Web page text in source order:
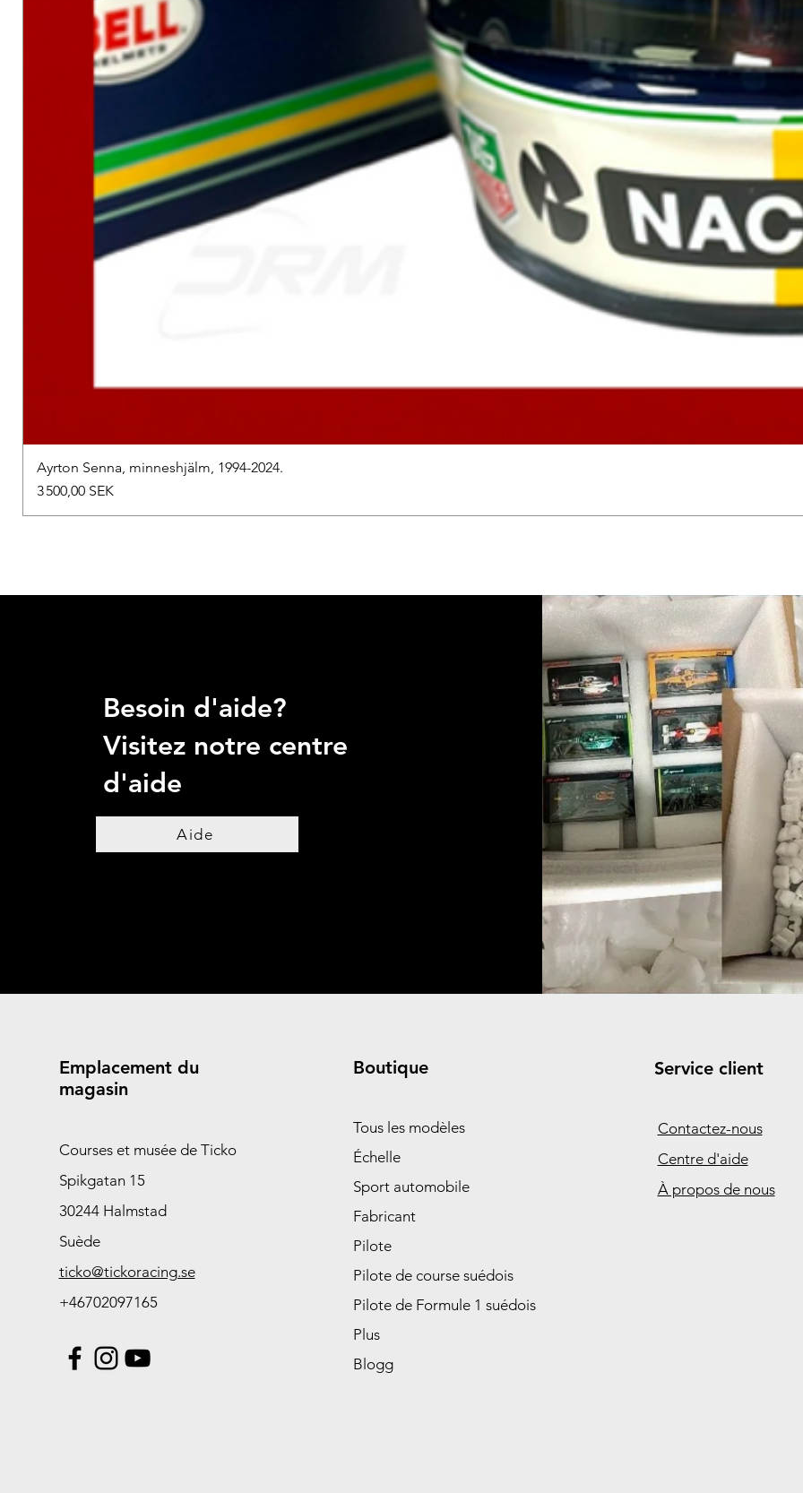
Ayrton Senna, minneshjälm, 1994-2024.
Prix
3 500,00 SEK
Besoin d'aide?
Visitez notre centre
d'aide
Aide
Emplacement du
magasin
Courses et musée de Ticko
Spikgatan 15
30244 Halmstad
Suède
ticko@tickoracing.se
+46702097165
Boutique
Tous les modèles
Échelle
Sport automobile
Fabricant
Pilote
Pilote de course suédois
Pilote de Formule 1 suédois
Plus
Blogg
Service client
Contactez-nous
Centre d'aide
À propos de nous